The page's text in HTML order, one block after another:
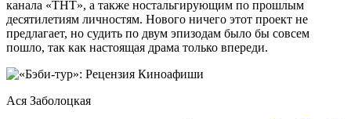
канала «ТНТ», а также ностальгирующим по прошлым
десятилетиям личностям. Нового ничего этот проект не
предлагает, но судить по двум эпизодам было бы совсем
пошло, так как настоящая драма только впереди.
Ася Заболоцкая